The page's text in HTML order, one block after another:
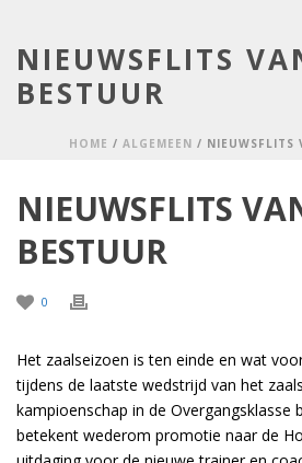
NIEUWSFLITS
BESTUUR
HOME / ALGEMEEN / NIEUWSFLITS
NIEUWSFLITS
BESTUUR
0
Het zaalseizoen is ten einde en wat
tijdens de laatste wedstrijd van het
kampioenschap in de Overgangsklasse
betekent wederom promotie naar de